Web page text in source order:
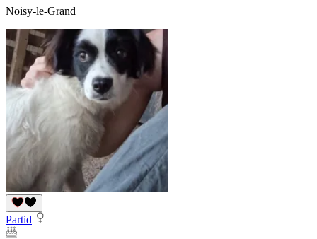
Noisy-le-Grand
Partid